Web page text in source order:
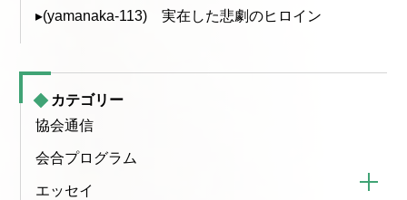
▸(yamanaka-113) 実在した悲劇のヒロイン
カテゴリー
協会通信
会合プログラム
エッセイ